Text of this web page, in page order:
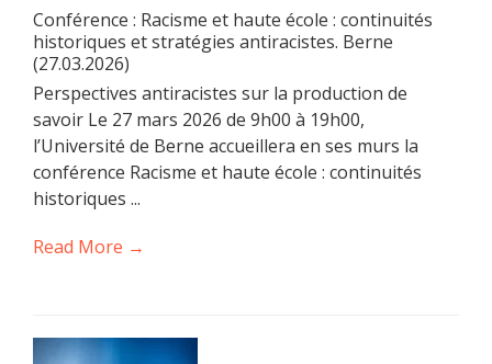
Conférence : Racisme et haute école : continuités
historiques et stratégies antiracistes. Berne
(27.03.2026)
Perspectives antiracistes sur la production de
savoir Le 27 mars 2026 de 9h00 à 19h00,
l’Université de Berne accueillera en ses murs la
conférence Racisme et haute école : continuités
historiques ...
Read More →